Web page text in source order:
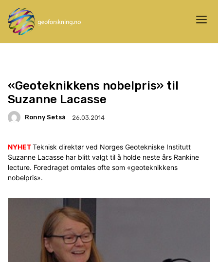
«Geoteknikkens nobelpris» til
Suzanne Lacasse
Ronny Setså 26.03.2014
NYHETTeknisk direktør ved Norges Geotekniske Institutt
Suzanne Lacasse har blitt valgt til å holde neste års Rankine
lecture. Foredraget omtales ofte som «geoteknikkens
nobelpris».